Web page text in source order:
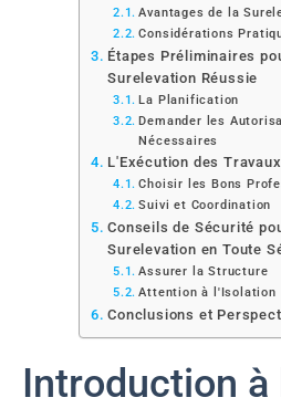
Avantages de la
Considérations
Étapes Préliminaires
Surelevation Réussie
La Planification
Demander les
Nécessaires
L'Exécution des Travaux
Choisir les Bons
Suivi et Coordination
Conseils de Sécurité
Surelevation en Toute
Assurer la Structure
Attention à l'Isolation
Conclusions et
Introduction à